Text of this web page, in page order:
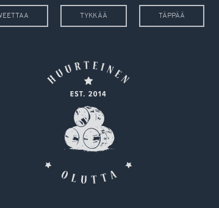
TYKKÄÄ TÄPPÄÄ